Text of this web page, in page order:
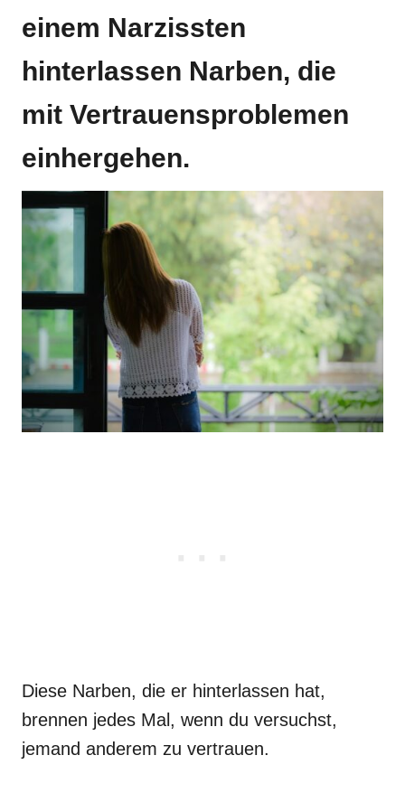
einem Narzissten
hinterlassen Narben, die
mit Vertrauensproblemen
einhergehen.
Diese Narben, die er hinterlassen hat,
brennen jedes Mal, wenn du versuchst,
jemand anderem zu vertrauen.